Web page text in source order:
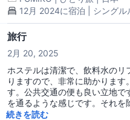
12月 2024に宿泊 | シングル
旅行
2月 20, 2025
ホステルは清潔で、飲料水の
りますので、非常に助かりま
す。公共交通の便も良い立地
を通るような感じです。それを
た十分なところです👍 部屋は
続きを読む